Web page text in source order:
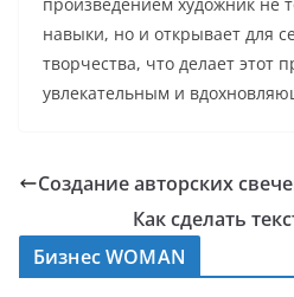
навыки, но и открывает для
творчества, что делает этот
увлекательным и
Создание авторских
Как сделать
Бизнес WOMAN